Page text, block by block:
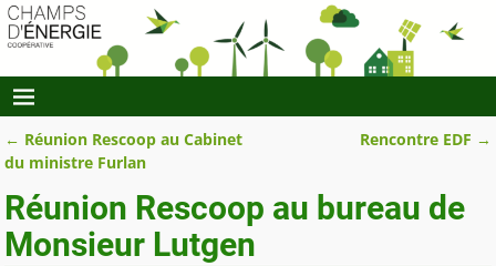
Navigation des articles
← Réunion Rescoop au Cabinet
du ministre Furlan
Rencontre EDF →
Réunion Rescoop au bureau de
Monsieur Lutgen